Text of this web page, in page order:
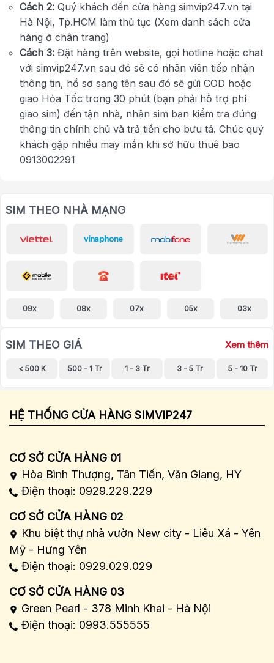
Cách 2: Quý khách đến cửa hàng simvip247.vn tại
Hà Nội, Tp.HCM làm thủ tục (Xem danh sách cửa
hàng ở chân trang)
Cách 3: Đặt hàng trên website, gọi hotline hoặc chat
với simvip247.vn sau đó sẽ có nhân viên tiếp nhận
thông tin, hồ sơ sang tên sau đó sẽ gửi COD hoặc
giao Hỏa Tốc trong 30 phút (bạn phải hỗ trợ phí
giao sim) đến tận nhà, nhận sim bạn kiểm tra đúng
thông tin chính chủ và trả tiền cho bưu tá. Chúc quý
khách gặp nhiều may mắn khi sở hữu thuê bao
0913002291
SIM THEO NHÀ MẠNG
09x 08x 07x 05x 03x
SIM THEO GIÁ Xem thêm
< 500 K 500 - 1 Tr 1 - 3 Tr 3 - 5 Tr 5 - 10 Tr
HỆ THỐNG CỬA HÀNG SIMVIP247
CƠ SỞ CỬA HÀNG 01
Hòa Bình Thượng, Tân Tiến, Văn Giang, HY
Điện thoại: 0929.229.229
CƠ SỞ CỬA HÀNG 02
Khu biệt thự nhà vườn New city - Liêu Xá - Yên
Mỹ - Hưng Yên
Điện thoại: 0929.029.029
CƠ SỞ CỬA HÀNG 03
Green Pearl - 378 Minh Khai - Hà Nội
Điện thoại: 0993.555555